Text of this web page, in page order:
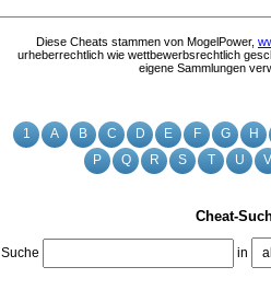
1 A B C D E F G H
P
Q R S T U V
Cheat-
Suche in
Diese Cheats stammen von MogelPower,
urheberrechtlich wie wettbewerbsrechtlich
eigene Sammlungen